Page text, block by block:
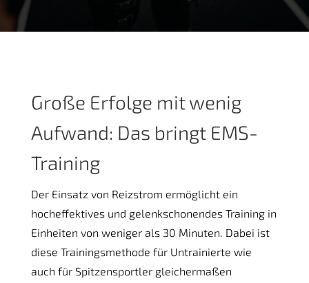
Große Erfolge mit wenig
Aufwand: Das bringt EMS-
Training
Der Einsatz von Reizstrom ermöglicht ein
hocheffektives und gelenkschonendes Training in
Einheiten von weniger als 30 Minuten. Dabei ist
diese Trainingsmethode für Untrainierte wie
auch für Spitzensportler gleichermaßen